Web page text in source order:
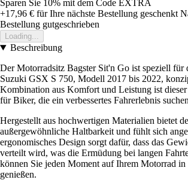
Sparen Sie 10% mit dem Code EXTRA
+17,96 € für Ihre nächste Bestellung geschenkt
Bestellung gutgeschrieben
Loading...
Beschreibung
Der Motorradsitz Bagster Sit'n Go ist speziell für
Suzuki GSX S 750, Modell 2017 bis 2022,
Kombination aus Komfort und Leistung ist
für Biker, die ein verbessertes Fahrerlebnis
Hergestellt aus hochwertigen Materialien bietet
außergewöhnliche Haltbarkeit und fühlt sich
ergonomisches Design sorgt dafür, dass das
verteilt wird, was die Ermüdung bei langen
können Sie jeden Moment auf Ihrem Motorrad
genießen.